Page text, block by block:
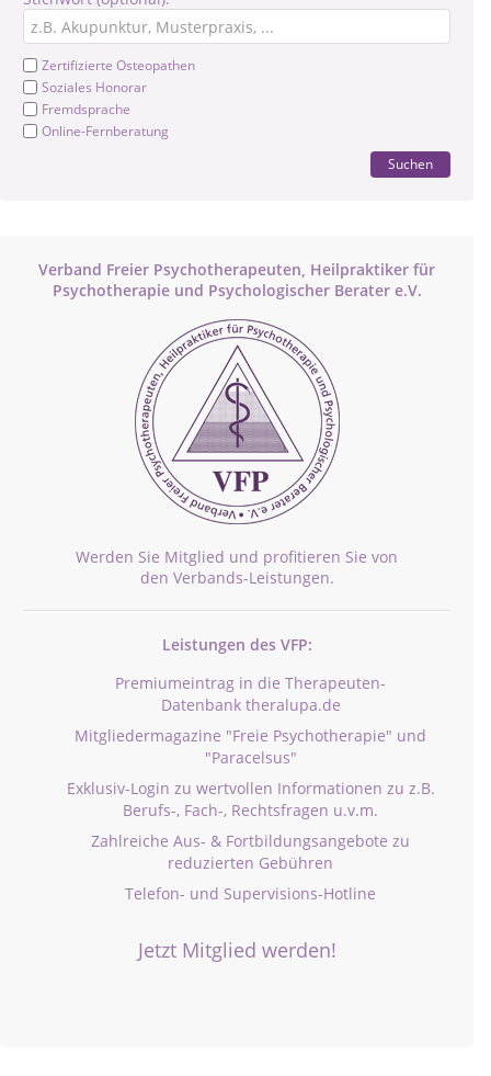
Zertifizierte Osteopathen
Soziales Honorar
Fremdsprache
Online-Fernberatung
Suchen
Verband Freier Psychotherapeuten, Heilpraktiker für
Psychotherapie und Psychologischer Berater e.V.
Werden Sie Mitglied und profitieren Sie von
den Verbands-Leistungen.
Leistungen des VFP:
Premiumeintrag in die Therapeuten-
Datenbank theralupa.de
Mitgliedermagazine "Freie Psychotherapie" und
"Paracelsus"
Exklusiv-Login zu wertvollen Informationen zu z.B.
Berufs-, Fach-, Rechtsfragen u.v.m.
Zahlreiche Aus- & Fortbildungsangebote zu
reduzierten Gebühren
Telefon- und Supervisions-Hotline
Jetzt Mitglied werden!